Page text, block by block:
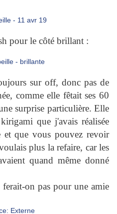
pour le côté brillant :
sur off, donc pas de
comme elle fêtait ses 60
surprise particulière. Elle
que j'avais réalisée
et que vous pouvez revoir
plus la refaire, car les
quand même donné
on pas pour une amie